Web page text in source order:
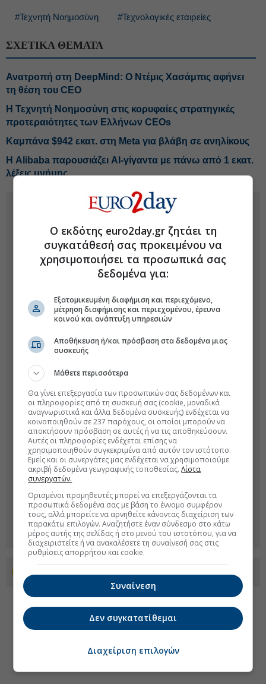
#Τεχνητή Νοημοσύνη #Τεχνολογικές εταιρείες
ΣΧΕΤΙΚΑ ΘΕΜΑΤΑ
Ανατροπή στη DeepMind: Ο Ντέμις Χασάμπις αφήνει
τη θέση του CEO
Η Τεχνητή Νοημοσύνη στις κορυφαίες στρατηγικές
προτεραιότητες των Ελλήνων CEOs
Καμπάνα $942 εκατ. στη Meta για βλάβη σε ανηλίκους
Η Alibaba παρουσιάζει AI-γίγαντα με πάνω από 1 εκατ.
λέξεις μνήμης
Ο εκδότης euro2day.gr ζητάει τη
συγκατάθεσή σας προκειμένου να
χρησιμοποιήσει τα προσωπικά σας
δεδομένα για:
Εξατομικευμένη διαφήμιση και περιεχόμενο,
μέτρηση διαφήμισης και περιεχομένου, έρευνα
κοινού και ανάπτυξη υπηρεσιών
Αποθήκευση ή/και πρόσβαση στα δεδομένα μιας
συσκευής
Μάθετε περισσότερα
Θα γίνει επεξεργασία των προσωπικών σας δεδομένων και
οι πληροφορίες από τη συσκευή σας (cookie, μοναδικά
αναγνωριστικά και άλλα δεδομένα συσκευής) ενδέχεται να
κοινοποιηθούν σε 237 παρόχους, οι οποίοι μπορούν να
αποκτήσουν πρόσβαση σε αυτές ή να τις αποθηκεύσουν.
Αυτές οι πληροφορίες ενδέχεται επίσης να
χρησιμοποιηθούν συγκεκριμένα από αυτόν τον ιστότοπο.
Εμείς και οι συνεργάτες μας ενδέχεται να χρησιμοποιούμε
ακριβή δεδομένα γεωγραφικής τοποθεσίας.Λίστα
συνεργατών.
Ορισμένοι προμηθευτές μπορεί να επεξεργάζονται τα
προσωπικά δεδομένα σας με βάση το έννομο συμφέρον
τους, αλλά μπορείτε να αρνηθείτε κάνοντας διαχείριση των
παρακάτω επιλογών. Αναζητήστε έναν σύνδεσμο στο κάτω
μέρος αυτής της σελίδας ή στο μενού του ιστοτόπου, για να
διαχειριστείτε ή να ανακαλέσετε τη συναίνεσή σας στις
ρυθμίσεις απορρήτου και cookie.
Συναίνεση
Δεν συγκατατίθεμαι
Διαχείριση επιλογών